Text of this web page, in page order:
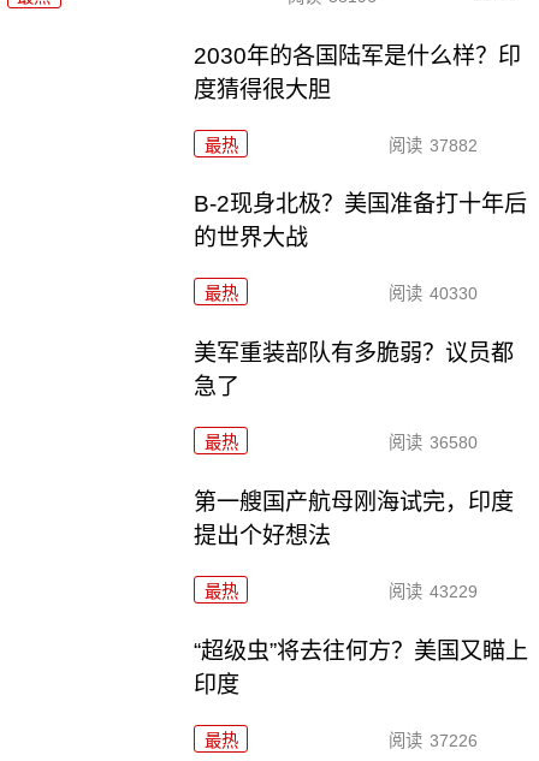
2030年的各国陆军是什么样？印
度猜得很大胆
最热 阅读 37882
B-2现身北极？美国准备打十年后
的世界大战
最热 阅读 40330
美军重装部队有多脆弱？议员都
急了
最热 阅读 36580
第一艘国产航母刚海试完，印度
提出个好想法
最热 阅读 43229
“超级虫”将去往何方？美国又瞄上
印度
最热 阅读 37226